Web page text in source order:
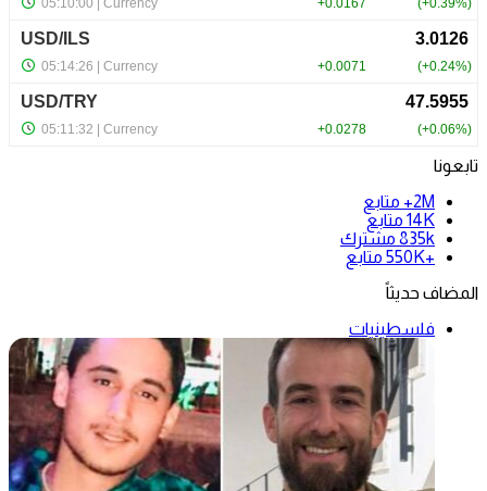
تابعونا
2M+
متابع
14K متابع
835k مشترك
+550K
متابع
المضاف حديثاً
فلسطينيات